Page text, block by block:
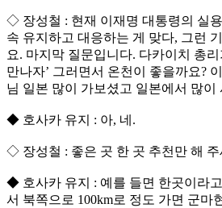
◇ 장성철 : 현재 이재명 대통령의 실
속 유지하고 대응하는 게 맞다, 그런
요. 마지막 질문입니다. 다카이치 총
만나자’ 그러면서 온천이 좋을까요?
님 일본 많이 가보셨고 일본에서 많이
◆ 호사카 유지 : 아, 네.
◇ 장성철 : 좋은 곳 한 곳 추천만 해 주
◆ 호사카 유지 : 예를 들면 한곳이라
서 북쪽으로 100km로 정도 가면 군마